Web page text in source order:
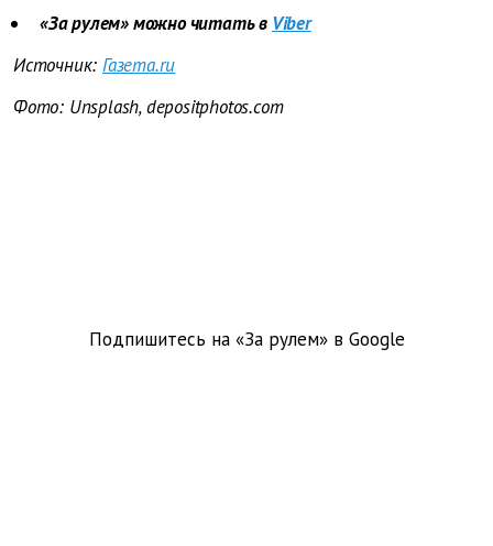
«За рулем» можно читать в Viber
Источник: Газета.ru
Фото: Unsplash, depositphotos.com
Подпишитесь на «За рулем» в Google